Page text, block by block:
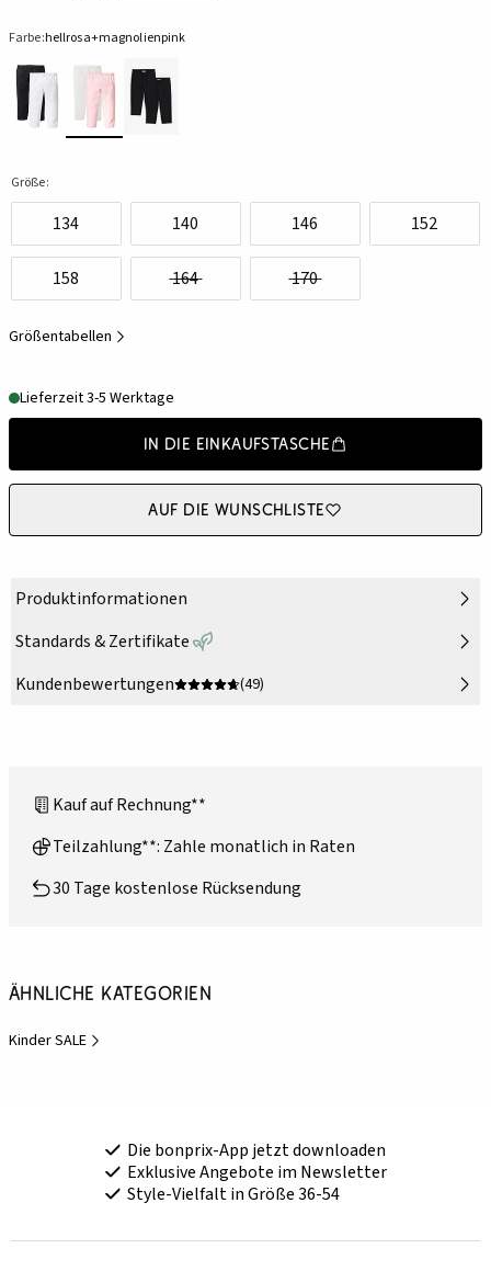
Farbe:hellrosa+magnolienpink
Größe:
134 140 146 152
158 164 170
Größentabellen
Lieferzeit 3-5 Werktage
In die Einkaufstasche
Auf die Wunschliste
Produktinformationen
Standards & Zertifikate
Kundenbewertungen
(49)
Kauf auf Rechnung**
Teilzahlung**: Zahle monatlich in Raten
30 Tage kostenlose Rücksendung
Ähnliche Kategorien
Kinder SALE
Die bonprix-App jetzt downloaden
Exklusive Angebote im Newsletter
Style-Vielfalt in Größe 36-54